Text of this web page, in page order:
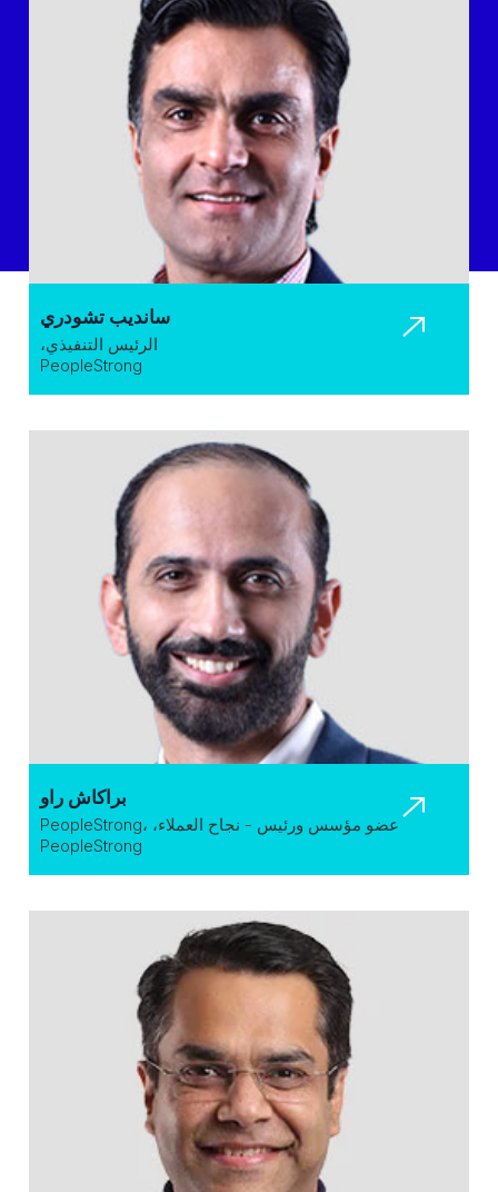
سانديب تشودري
الرئيس التنفيذي،
PeopleStrong
براكاش راو
عضو مؤسس ورئيس - نجاح العملاء، PeopleStrong،
PeopleStrong